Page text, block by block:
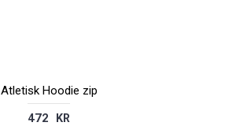
Atletisk Hoodie zip
472 KR